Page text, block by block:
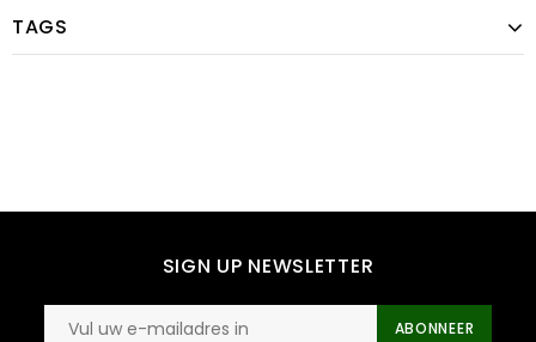
TAGS
SIGN UP NEWSLETTER
ABONNEER